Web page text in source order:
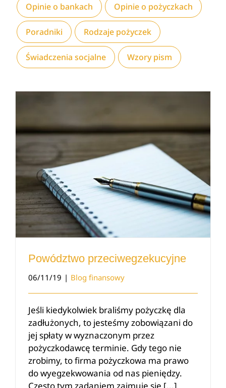
Opinie o bankach Opinie o pożyczkach
Poradniki Rodzaje pożyczek
Świadczenia socjalne Wzory pism
Powództwo przeciwegzekucyjne
06/11/19 | Blog finansowy
Jeśli kiedykolwiek braliśmy pożyczkę dla
zadłużonych, to jesteśmy zobowiązani do
jej spłaty w wyznaczonym przez
pożyczkodawcę terminie. Gdy tego nie
zrobimy, to firma pożyczkowa ma prawo
do wyegzekwowania od nas pieniędzy.